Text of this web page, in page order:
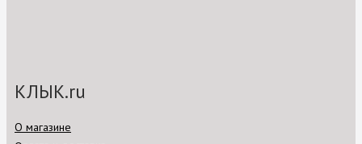
КЛЫК.ru
О магазине